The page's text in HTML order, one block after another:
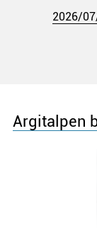
2026/
Argitalpen